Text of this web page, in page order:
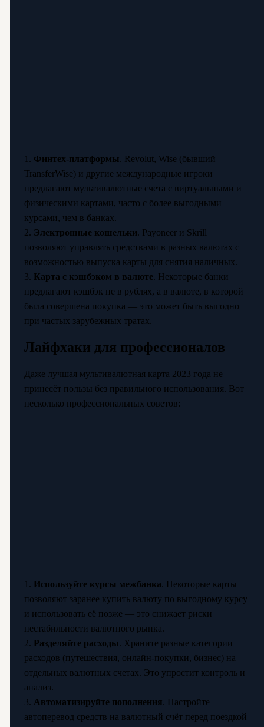
1. Финтех-платформы. Revolut, Wise (бывший
TransferWise) и другие международные игроки
предлагают мультивалютные счета с виртуальными и
физическими картами, часто с более выгодными
курсами, чем в банках.
2. Электронные кошельки. Payoneer и Skrill
позволяют управлять средствами в разных валютах с
возможностью выпуска карты для снятия наличных.
3. Карта с кэшбэком в валюте. Некоторые банки
предлагают кэшбэк не в рублях, а в валюте, в которой
была совершена покупка — это может быть выгодно
при частых зарубежных тратах.
Лайфхаки для профессионалов
Даже лучшая мультивалютная карта 2023 года не
принесёт пользы без правильного использования. Вот
несколько профессиональных советов:
1. Используйте курсы межбанка. Некоторые карты
позволяют заранее купить валюту по выгодному курсу
и использовать её позже — это снижает риски
нестабильности валютного рынка.
2. Разделяйте расходы. Храните разные категории
расходов (путешествия, онлайн-покупки, бизнес) на
отдельных валютных счетах. Это упростит контроль и
анализ.
3. Автоматизируйте пополнения. Настройте
автоперевод средств на валютный счёт перед поездкой